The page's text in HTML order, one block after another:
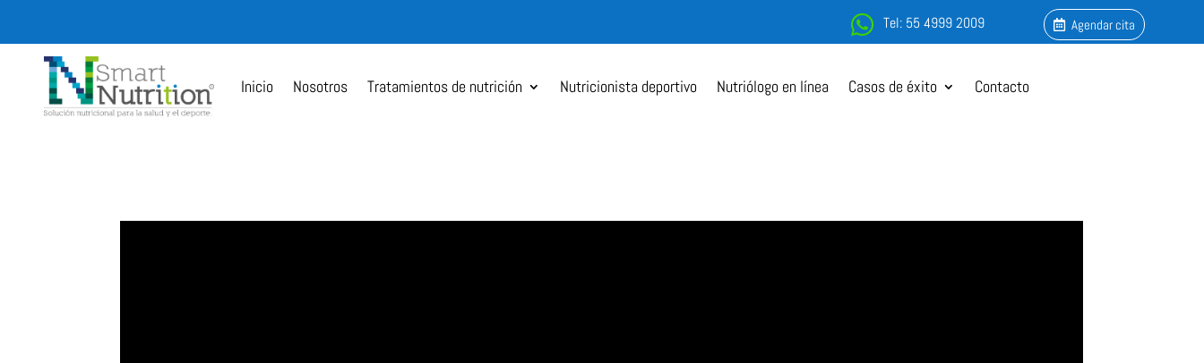
 Tel: 55 4999 2009 Agendar cita
Inicio Nosotros Tratamientos de nutrición Nutricionista deportivo Nutriólogo en línea Casos de éxito Contacto